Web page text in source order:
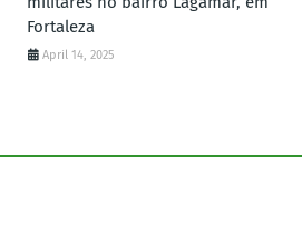
Fortaleza
April 14, 2025